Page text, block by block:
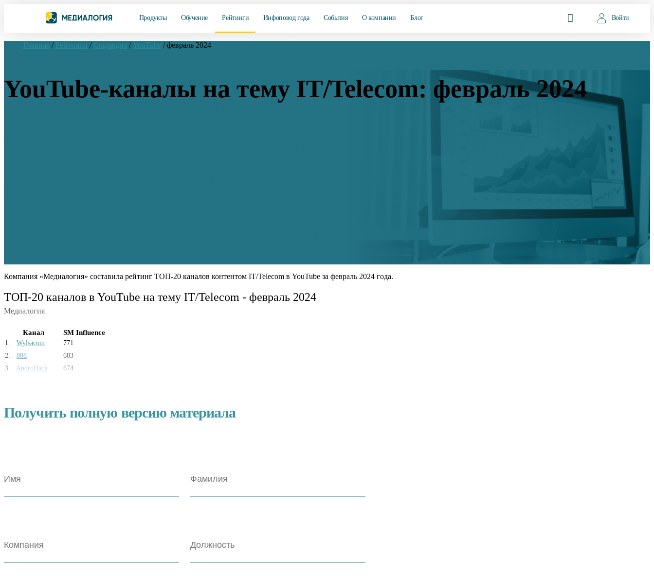
Продукты Обучение Рейтинги Инфоповод года События О компании Блог Войти
Главная / Рейтинги / Соцмедиа / YouTube / февраль 2024
YouTube-каналы на тему IT/Telecom: февраль 2024
Компания «Медиалогия» составила рейтинг ТОП-20 каналов контентом IT/Telecom в YouTube за февраль 2024 года.
ТОП-20 каналов в YouTube на тему IT/Telecom - февраль 2024
Медиалогия
Канал SM Influence
1 Wylsacom
771
2
808
683
3
AndroHack 674
Получить полную версию материала